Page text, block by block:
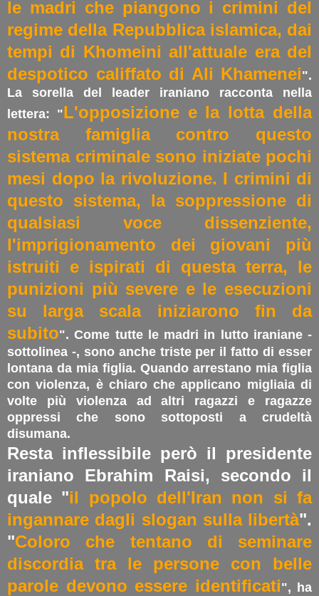
le madri che piangono i crimini del
regime della Repubblica islamica, dai
tempi di Khomeini all'attuale era del
despotico califfato di Ali Khamenei".
La sorella del leader iraniano racconta nella
lettera: "L'opposizione e la lotta della
nostra famiglia contro questo
sistema criminale sono iniziate pochi
mesi dopo la rivoluzione. I crimini di
questo sistema, la soppressione di
qualsiasi voce dissenziente,
l'imprigionamento dei giovani più
istruiti e ispirati di questa terra, le
punizioni più severe e le esecuzioni
su larga scala iniziarono fin da
subito". Come tutte le madri in lutto iraniane -
sottolinea -, sono anche triste per il fatto di esser
lontana da mia figlia. Quando arrestano mia figlia
con violenza, è chiaro che applicano migliaia di
volte più violenza ad altri ragazzi e ragazze
oppressi che sono sottoposti a crudeltà
disumana.
Resta inflessibile però il presidente
iraniano Ebrahim Raisi, secondo il
quale "il popolo dell'Iran non si fa
ingannare dagli slogan sulla libertà".
"Coloro che tentano di seminare
discordia tra le persone con belle
parole devono essere identificati", ha